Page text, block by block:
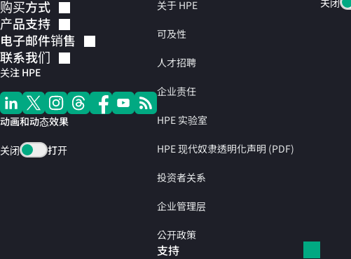
购买方式
产品支持
电子邮件销售
联系我们
关注 HPE
动画和动态效果
关闭 打开
关于 HPE
可及性
人才招聘
企业责任
HPE 实验室
HPE 现代奴隶透明化声明 (PDF)
投资者关系
企业管理层
公开政策
支持